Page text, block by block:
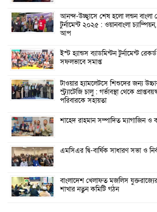
আনন্দ-উচ্ছ্বাসে শেষ হলো লন্ডন বাংলা
টুর্নামেন্ট ২০২৫ : ওয়ানবাংলা
আপ
ইস্ট হ্যান্ডস ব্যাডমিন্টন টুর্নামেন্ট
সফলভাবে সমাপ্ত
টাওয়ার হ্যামলেটসে শিশুদের জন্য
স্ট্র্যাটেজি চালু : গর্ভাবস্থা থেকে
পরিবারকে সহায়তা
শাহেদ রাহমান সম্পাদিত ম্যাগাজিন ও
এমসিএর দ্বি-বার্ষিক সাধারণ সভা ও
বাংলাদেশ খেলাফত মজলিস
শাখার নতুন কমিটি গঠন